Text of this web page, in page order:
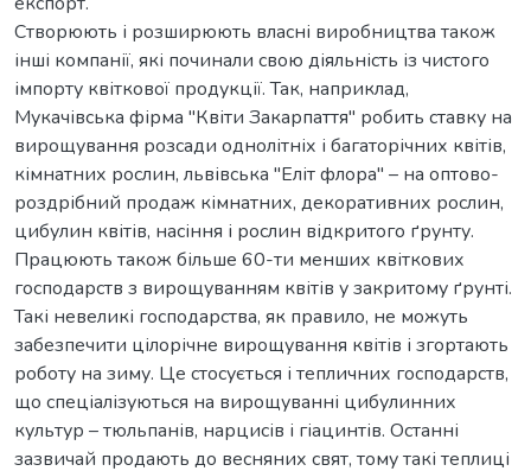
Створюють і розширюють власні виробництва також
інші компанії, які починали свою діяльність із чистого
імпорту квіткової продукції. Так, наприклад,
Мукачівська фірма "Квіти Закарпаття" робить ставку на
вирощування розсади однолітніх і багаторічних квітів,
кімнатних рослин, львівська "Еліт флора" – на оптово-
роздрібний продаж кімнатних, декоративних рослин,
цибулин квітів, насіння і рослин відкритого ґрунту.
Працюють також більше 60-ти менших квіткових
господарств з вирощуванням квітів у закритому ґрунті.
Такі невеликі господарства, як правило, не можуть
забезпечити цілорічне вирощування квітів і згортають
роботу на зиму. Це стосується і тепличних господарств,
що спеціалізуються на вирощуванні цибулинних
культур – тюльпанів, нарцисів і гіацинтів. Останні
зазвичай продають до весняних свят, тому такі теплиці